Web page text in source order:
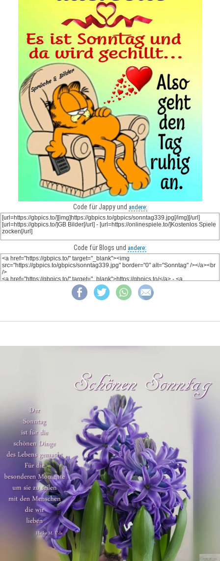
Code für Jappy und andere:
Code für Blogs und andere: